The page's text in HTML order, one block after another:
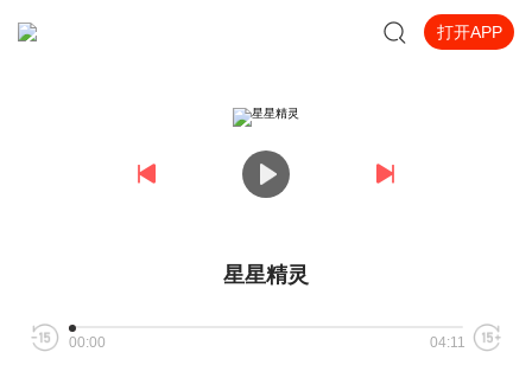
打开APP
星星精灵
00:00 04:11